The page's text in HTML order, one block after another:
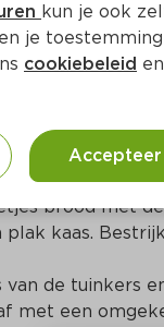
brood met
kaas.
van de tuinkers
met een
kun je ook
je toestemming
cookiebeleid en
Accepteer